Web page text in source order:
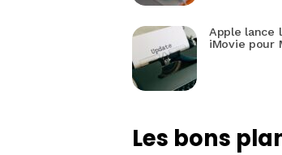
Apple lance
iMovie pour
Les bons